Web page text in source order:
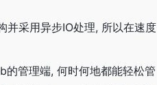
并采用异步IO处理, 所以在速度
的管理端, 何时何地都能轻松管